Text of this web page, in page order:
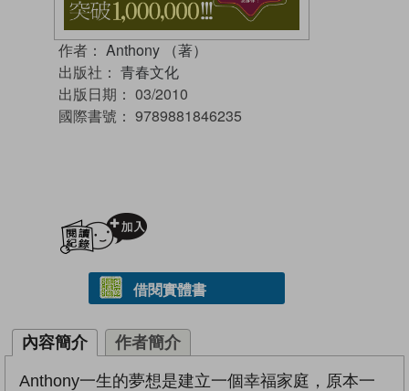
作者： Anthony （著）
出版社： 青春文化
出版日期： 03/2010
國際書號： 9789881846235
借閱實體書
內容簡介 作者簡介
Anthony一生的夢想是建立一個幸福家庭，原本一